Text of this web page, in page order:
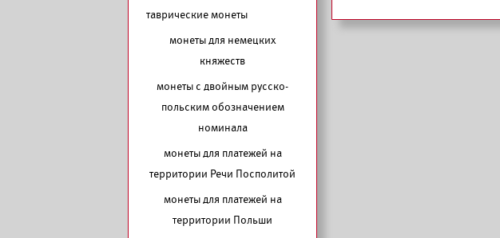
таврические монеты
монеты для немецких
княжеств
монеты с двойным русско-
польским обозначением
номинала
монеты для платежей на
территории Речи Посполитой
монеты для платежей на
территории Польши